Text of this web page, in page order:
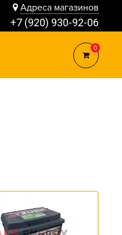
Адреса магазинов
+7 (920) 930-92-06
0